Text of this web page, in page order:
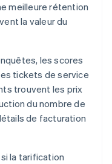
meilleure rétention
la valeur du
les scores
tickets de service
trouvent les prix
du nombre de
de facturation
si la tarification